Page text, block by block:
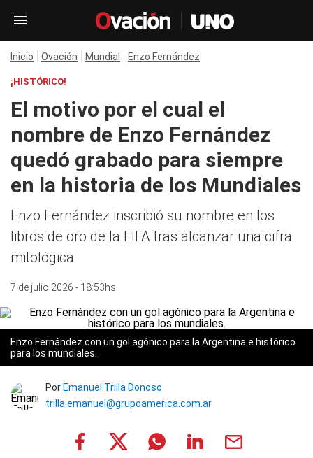
Inicio Ovación Mundial Enzo Fernández
¡HISTÓRICO!
El motivo por el cual el
nombre de Enzo Fernández
quedó grabado para siempre
en la historia de los Mundiales
Enzo Fernández inscribió su nombre en los
libros de oro de la FIFA tras alcanzar una cifra
mitológica
7 de julio 2026 - 18:53hs
Enzo Fernández con un gol agónico para la Argentina e histórico
para los mundiales.
Por Emanuel Trilla Donoso
trilla.emanuel@grupoamerica.com.ar